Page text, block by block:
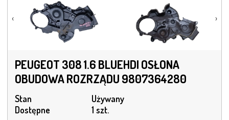
‹ ›
PEUGEOT 308 1.6 BLUEHDI OSŁONA
OBUDOWA ROZRZĄDU 9807364280
Stan
Używany
Dostępne
1 szt.